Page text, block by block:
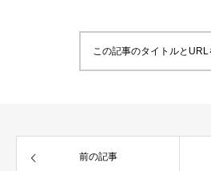
この記事のタイトルとURL
前の記事